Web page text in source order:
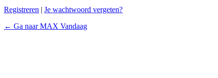
Registreren | Je wachtwoord vergeten?
← Ga naar MAX Vandaag